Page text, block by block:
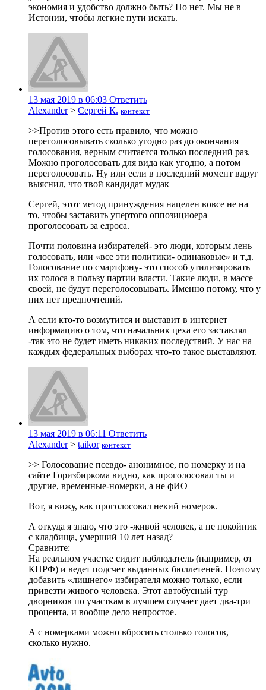
экономия и удобство должно быть? Но нет. Мы не в
Истонии, чтобы легкие пути искать.
13 мая 2019 в 06:03 Ответить
Alexander> Сергей К. контекст
>>Против этого есть правило, что можно
переголосовывать сколько угодно раз до окончания
голосования, верным считается только последний раз.
Можно проголосовать для вида как угодно, а потом
переголосовать. Ну или если в последний момент вдруг
выяснил, что твой кандидат мудак
Сергей, этот метод принуждения нацелен вовсе не на
то, чтобы заставить упертого оппозициоера
проголосовать за едроса.
Почти половина избирателей- это люди, которым лень
голосовать, или «все эти политики- одинаковые» и т.д.
Голосование по смартфону- это способ утилизировать
их голоса в пользу партии власти. Такие люди, в массе
своей, не будут переголосовывать. Именно потому, что у
них нет предпочтений.
А если кто-то возмутится и выставит в интернет
информацию о том, что начальник цеха его заставлял
-так это не будет иметь никаких последствий. У нас на
каждых федеральных выборах что-то такое выставляют.
13 мая 2019 в 06:11 Ответить
Alexander> taikor контекст
>> Голосование псевдо- анонимное, по номерку и на
сайте Горизбиркома видно, как проголосовал ты и
другие, временные-номерки, а не фИО
Вот, я вижу, как проголосовал некий номерок.
А откуда я знаю, что это -живой человек, а не покойник
с кладбища, умерший 10 лет назад?
Сравните:
На реальном участке сидит наблюдатель (например, от
КПРФ) и ведет подсчет выданных бюллетеней. Поэтому
добавить «лишнего» избирателя можно только, если
привезти живого человека. Этот автобусный тур
дворников по участкам в лучшем случает дает два-три
процента, и вообще дело непростое.
А с номерками можно вбросить столько голосов,
сколько нужно.